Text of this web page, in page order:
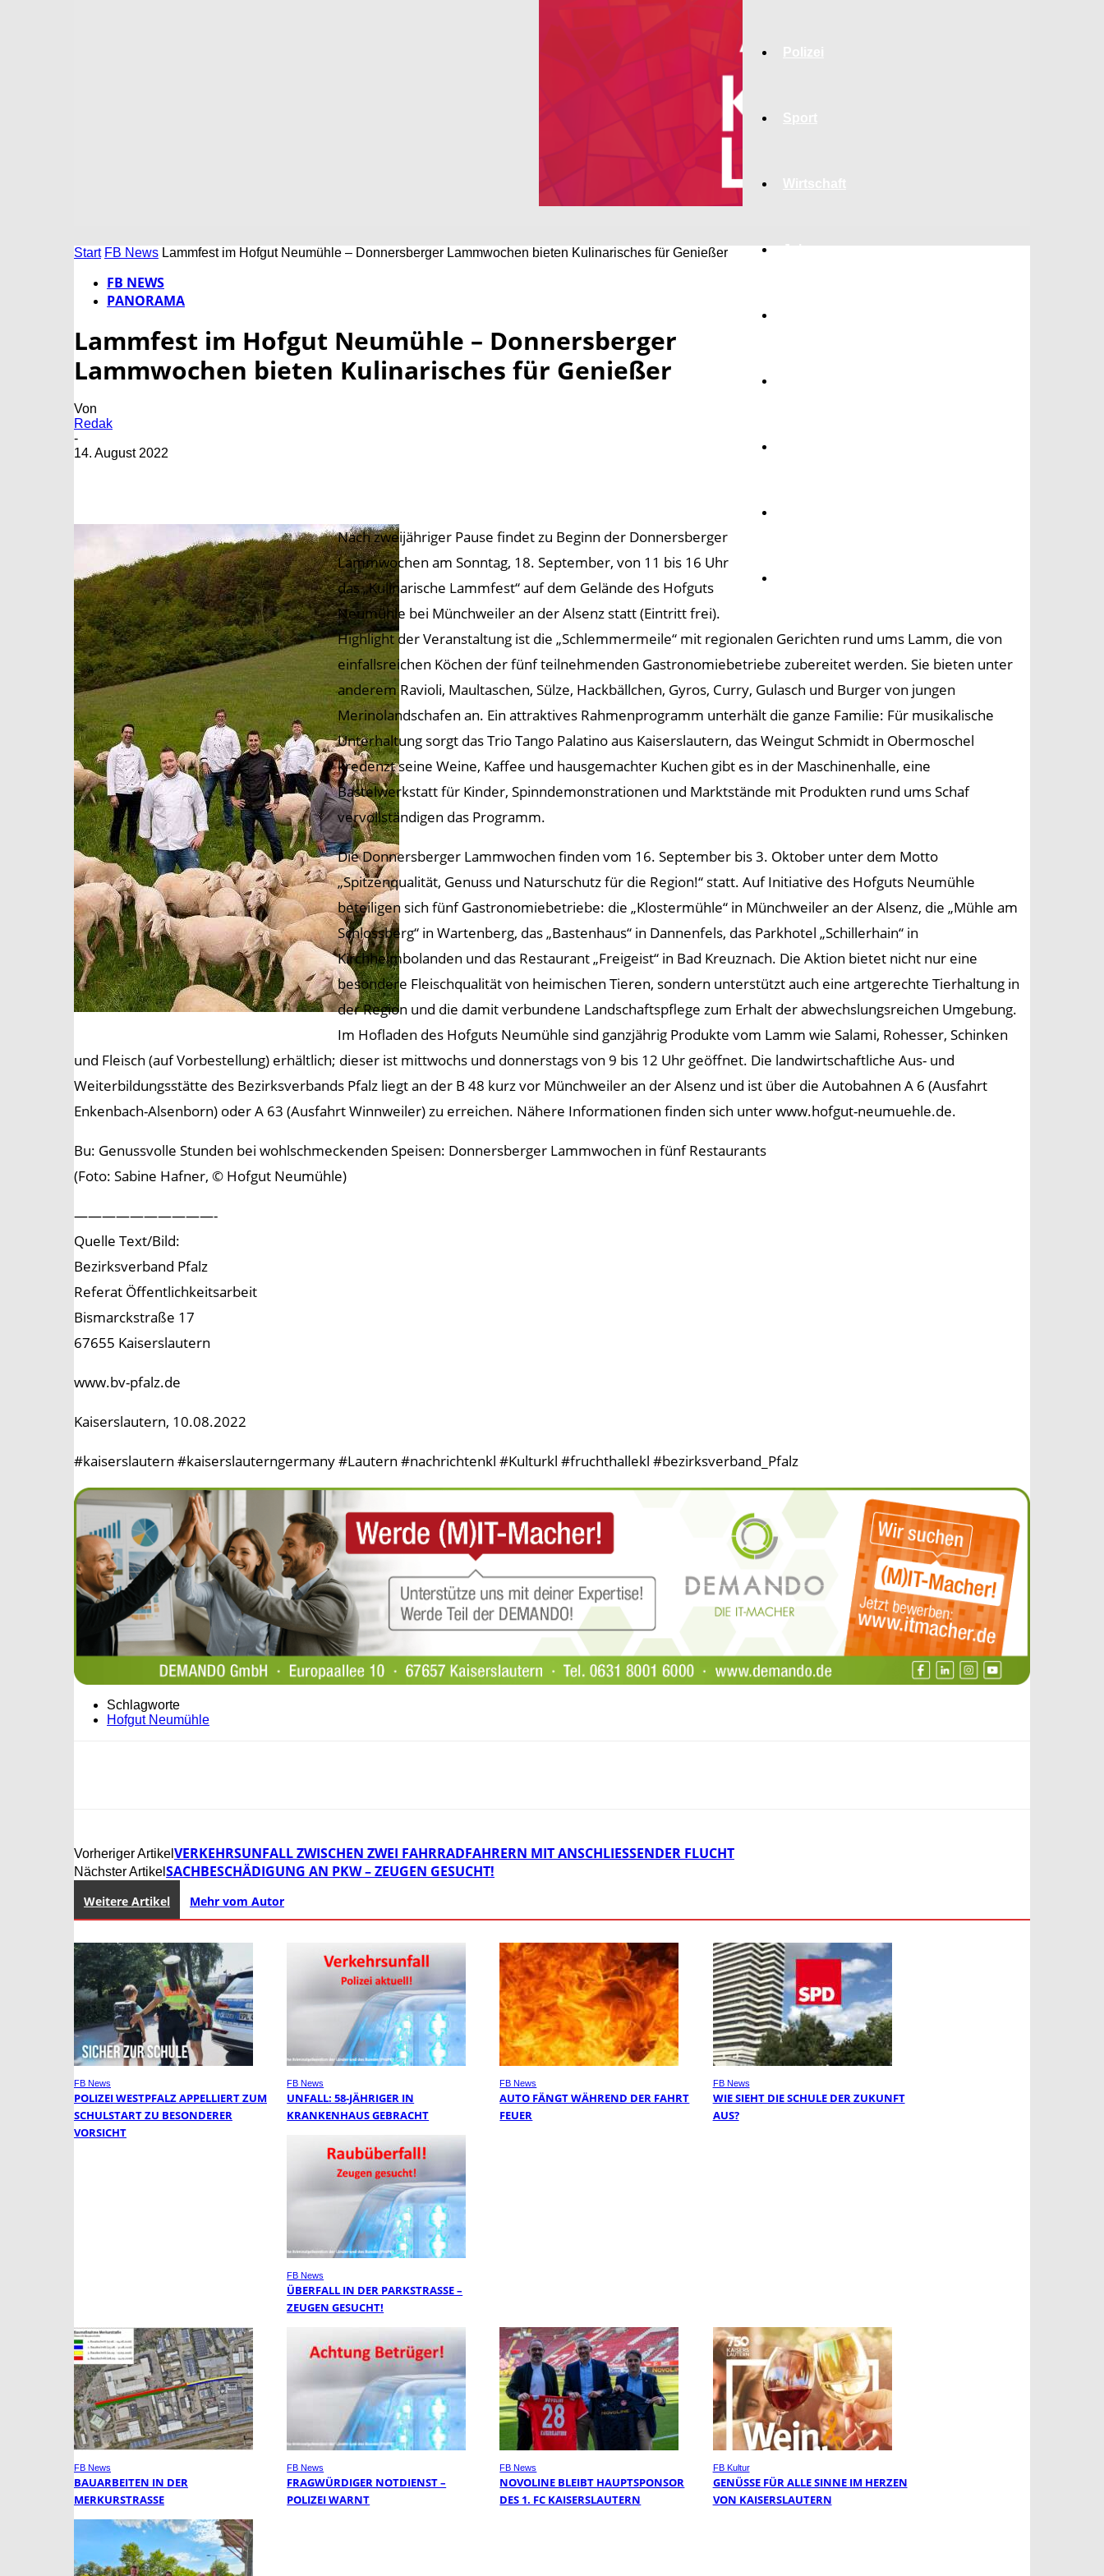
Jobs
Start FB News Lammfest im Hofgut Neumühle – Donnersberger Lammwochen bieten Kulinarisches für Genießer
FB NEWS
PANORAMA
Lammfest im Hofgut Neumühle – Donnersberger
Lammwochen bieten Kulinarisches für Genießer
Von
Redak
-
14. August 2022
Nach zweijähriger Pause findet zu Beginn der Donnersberger
Lammwochen am Sonntag, 18. September, von 11 bis 16 Uhr
das „Kulinarische Lammfest“ auf dem Gelände des Hofguts
Neumühle bei Münchweiler an der Alsenz statt (Eintritt frei).
Highlight der Veranstaltung ist die „Schlemmermeile“ mit regionalen Gerichten rund ums Lamm, die von
einfallsreichen Köchen der fünf teilnehmenden Gastronomiebetriebe zubereitet werden. Sie bieten unter
anderem Ravioli, Maultaschen, Sülze, Hackbällchen, Gyros, Curry, Gulasch und Burger von jungen
Merinolandschafen an. Ein attraktives Rahmenprogramm unterhält die ganze Familie: Für musikalische
Unterhaltung sorgt das Trio Tango Palatino aus Kaiserslautern, das Weingut Schmidt in Obermoschel
kredenzt seine Weine, Kaffee und hausgemachter Kuchen gibt es in der Maschinenhalle, eine
Bastelwerkstatt für Kinder, Spinndemonstrationen und Marktstände mit Produkten rund ums Schaf
vervollständigen das Programm.
Die Donnersberger Lammwochen finden vom 16. September bis 3. Oktober unter dem Motto
„Spitzenqualität, Genuss und Naturschutz für die Region!“ statt. Auf Initiative des Hofguts Neumühle
beteiligen sich fünf Gastronomiebetriebe: die „Klostermühle“ in Münchweiler an der Alsenz, die „Mühle am
Schlossberg“ in Wartenberg, das „Bastenhaus“ in Dannenfels, das Parkhotel „Schillerhain“ in
Kirchheimbolanden und das Restaurant „Freigeist“ in Bad Kreuznach. Die Aktion bietet nicht nur eine
besondere Fleischqualität von heimischen Tieren, sondern unterstützt auch eine artgerechte Tierhaltung in
der Region und die damit verbundene Landschaftspflege zum Erhalt der abwechslungsreichen Umgebung.
Im Hofladen des Hofguts Neumühle sind ganzjährig Produkte vom Lamm wie Salami, Rohesser, Schinken
und Fleisch (auf Vorbestellung) erhältlich; dieser ist mittwochs und donnerstags von 9 bis 12 Uhr geöffnet. Die landwirtschaftliche Aus- und
Weiterbildungsstätte des Bezirksverbands Pfalz liegt an der B 48 kurz vor Münchweiler an der Alsenz und ist über die Autobahnen A 6 (Ausfahrt
Enkenbach-Alsenborn) oder A 63 (Ausfahrt Winnweiler) zu erreichen. Nähere Informationen finden sich unter www.hofgut-neumuehle.de.
Bu: Genussvolle Stunden bei wohlschmeckenden Speisen: Donnersberger Lammwochen in fünf Restaurants
(Foto: Sabine Hafner, © Hofgut Neumühle)
——————————-
Quelle Text/Bild:
Bezirksverband Pfalz
Referat Öffentlichkeitsarbeit
Bismarckstraße 17
67655 Kaiserslautern
www.bv-pfalz.de
Kaiserslautern, 10.08.2022
#kaiserslautern #kaiserslauterngermany #Lautern #nachrichtenkl #Kulturkl #fruchthallekl #bezirksverband_Pfalz
Schlagworte
Hofgut Neumühle
Vorheriger Artikel VERKEHRSUNFALL ZWISCHEN ZWEI FAHRRADFAHRERN MIT ANSCHLIESSENDER FLUCHT
Nächster Artikel SACHBESCHÄDIGUNG AN PKW – ZEUGEN GESUCHT!
Weitere Artikel Mehr vom Autor
FB News
POLIZEI WESTPFALZ APPELLIERT ZUM
SCHULSTART ZU BESONDERER
VORSICHT
FB News
UNFALL: 58-JÄHRIGER IN
KRANKENHAUS GEBRACHT
FB News
AUTO FÄNGT WÄHREND DER FAHRT
FEUER
FB News
WIE SIEHT DIE SCHULE DER ZUKUNFT
AUS?
FB News
ÜBERFALL IN DER PARKSTRASSE – Z
EUGEN GESUCHT!
FB News
BAUARBEITEN IN DER
MERKURSTRASSE
FB News
FRAGWÜRDIGER NOTDIENST –
POLIZEI WARNT
FB News
NOVOLINE BLEIBT HAUPTSPONSOR
DES 1. FC KAISERSLAUTERN
FB Kultur
GENÜSSE FÜR ALLE SINNE IM HERZEN
VON KAISERSLAUTERN